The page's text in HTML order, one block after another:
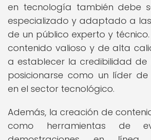
en tecnología también debe
especializado y adaptado a
de un público experto y
contenido valioso y de alta
a establecer la credibilidad
posicionarse como un líder de
en el sector tecnológico.
Además, la creación de
como herramientas de